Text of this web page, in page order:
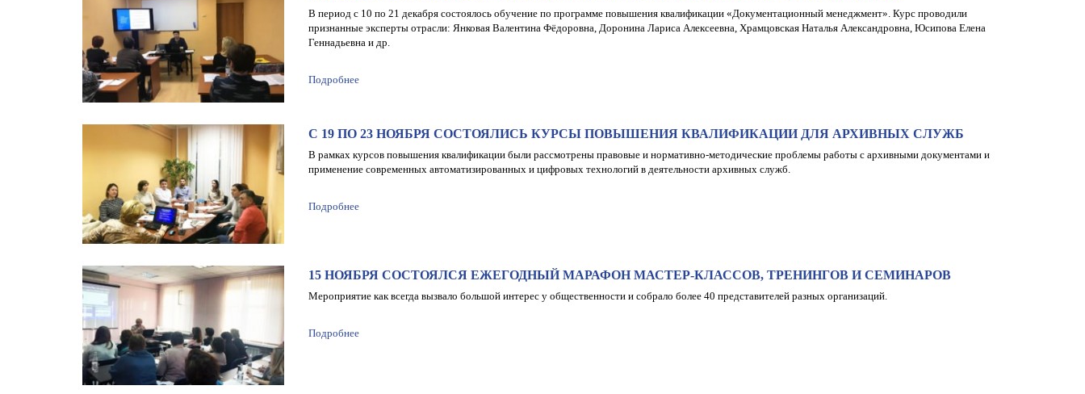
В период с 10 по 21 декабря состоялось обучение по программе повышения квалификации «Документационный менеджмент». Курс проводили
признанные эксперты отрасли: Янковая Валентина Фёдоровна, Доронина Лариса Алексеевна, Храмцовская Наталья Александровна, Юсипова Елена
Геннадьевна и др.
Подробнее
С 19 ПО 23 НОЯБРЯ СОСТОЯЛИСЬ КУРСЫ ПОВЫШЕНИЯ КВАЛИФИКАЦИИ ДЛЯ АРХИВНЫХ СЛУЖБ
В рамках курсов повышения квалификации были рассмотрены правовые и нормативно-методические проблемы работы с архивными документами и
применение современных автоматизированных и цифровых технологий в деятельности архивных служб.
Подробнее
15 НОЯБРЯ СОСТОЯЛСЯ ЕЖЕГОДНЫЙ МАРАФОН МАСТЕР-КЛАССОВ, ТРЕНИНГОВ И СЕМИНАРОВ
Мероприятие как всегда вызвало большой интерес у общественности и собрало более 40 представителей разных организаций.
Подробнее